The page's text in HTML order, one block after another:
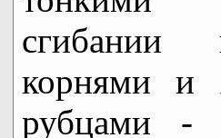
сгибании
корнями и
рубцами -